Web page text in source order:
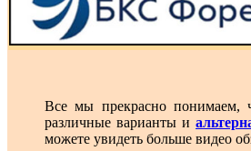
Все мы прекрасно понимаем,
различные варианты и
можете увидеть больше видео